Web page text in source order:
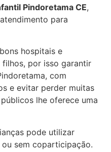
Pindoretama CE,
para
hospitais e
por isso garantir
com
e evitar perder muitas
lhe oferece uma
pode utilizar
sem coparticipação.